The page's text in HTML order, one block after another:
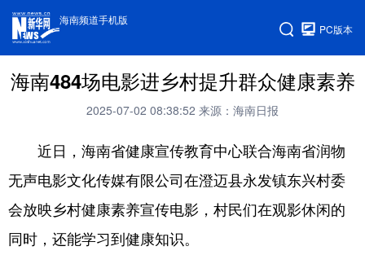
海南频道手机版
PC版本
海南484场电影进乡村提升群众健康素养
2025-07-02 08:38:52 来源：海南日报
近日，海南省健康宣传教育中心联合海南省润物
无声电影文化传媒有限公司在澄迈县永发镇东兴村委
会放映乡村健康素养宣传电影，村民们在观影休闲的
同时，还能学习到健康知识。